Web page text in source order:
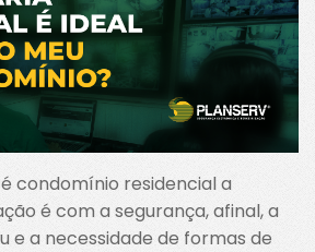
condomínio residencial a
é com a segurança, afinal, a
e a necessidade de formas de